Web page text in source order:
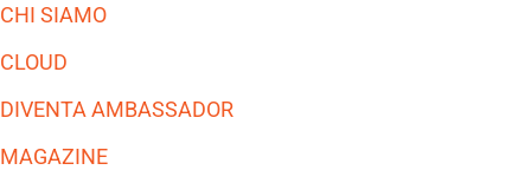
CHI SIAMO
CLOUD
DIVENTA AMBASSADOR
MAGAZINE